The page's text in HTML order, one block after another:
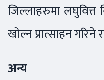
जिल्लाहरुमा लघुवित्त
खोल्न प्रात्साहन गरिने
अन्य